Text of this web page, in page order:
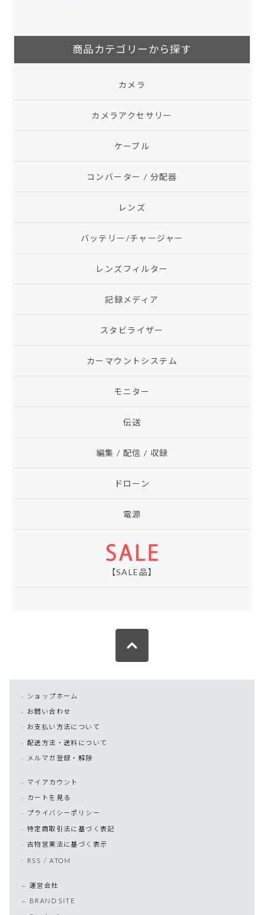
商品カテゴリーから探す
カメラ
カメラアクセサリー
ケーブル
コンバーター / 分配器
レンズ
バッテリー/チャージャー
レンズフィルター
記録メディア
スタビライザー
カーマウントシステム
モニター
伝送
編集 / 配信 / 収録
ドローン
電源
【SALE品】
ショップホーム
お問い合わせ
お支払い方法について
配送方法・送料について
メルマガ登録・解除
マイアカウント
カートを見る
プライバシーポリシー
特定商取引法に基づく表記
古物営業法に基づく表示
RSS /ATOM
運営会社
BRAND SITE